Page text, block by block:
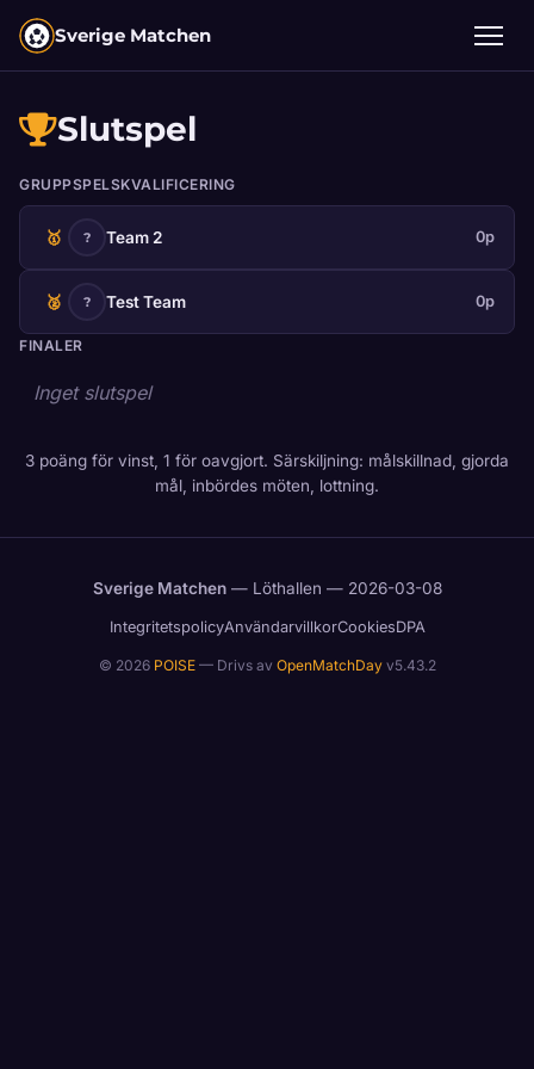
Sverige Matchen
Slutspel
GRUPPSPELSKVALIFICERING
🥇 ? Team 2 0p
🥈 ? Test Team 0p
FINALER
Inget slutspel
3 poäng för vinst, 1 för oavgjort. Särskiljning: målskillnad, gjorda
mål, inbördes möten, lottning.
Sverige Matchen— Löthallen — 2026-03-08
IntegritetspolicyAnvändarvillkorCookiesDPA
© 2026 POISE— Drivs av OpenMatchDayv5.43.2